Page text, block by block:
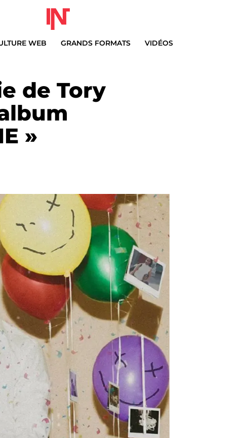
WEB GRANDS FORMATS VIDÉOS
de Tory
»